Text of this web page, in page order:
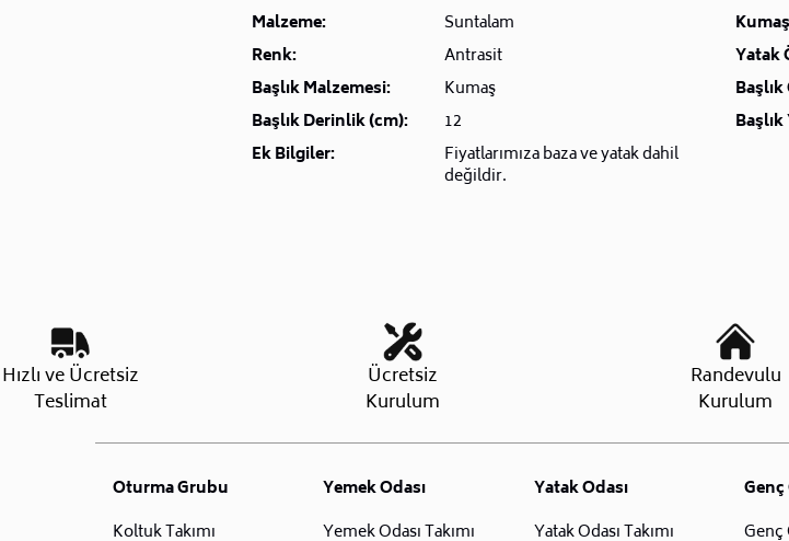
Malzeme:
Suntalam
Renk:
Antrasit Yatak
Başlık Malzemesi:
Kumaş
Başlık Derinlik (cm):
12
Ek Bilgiler:
Fiyatlarımıza baza ve yatak dahil
değildir.
Hızlı ve Ücretsiz
Teslimat
Ücretsiz
Kurulum
Randevulu
Kurulum
Oturma Grubu
Koltuk Takımı
Yemek Odası
Yemek Odası Takımı
Yatak Odası
Yatak Odası Takımı
Genç
Genç